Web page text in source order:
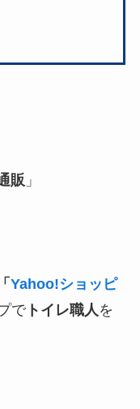
販 」
「 Yahoo!ショッピ
でトイレ職人を